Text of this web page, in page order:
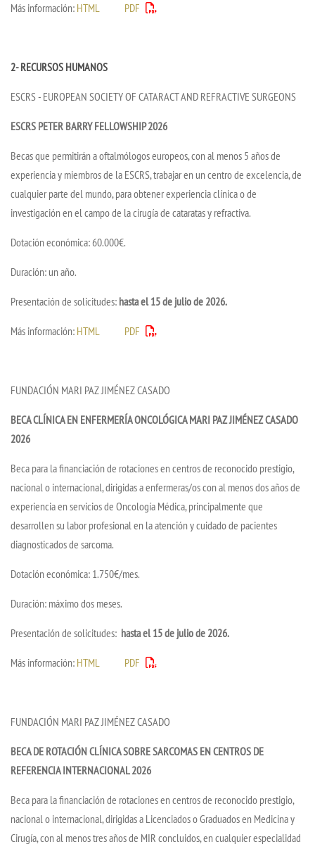
Más información: HTML PDF
2- RECURSOS HUMANOS
ESCRS - EUROPEAN SOCIETY OF CATARACT AND REFRACTIVE SURGEONS
ESCRS PETER BARRY FELLOWSHIP 2026
Becas que permitirán a oftalmólogos europeos, con al menos 5 años de
experiencia y miembros de la ESCRS, trabajar en un centro de excelencia, de
cualquier parte del mundo, para obtener experiencia clínica o de
investigación en el campo de la cirugía de cataratas y refractiva.
Dotación económica: 60.000€.
Duración: un año.
Presentación de solicitudes: hasta el 15 de julio de 2026.
Más información: HTML PDF
FUNDACIÓN MARI PAZ JIMÉNEZ CASADO
BECA CLÍNICA EN ENFERMERÍA ONCOLÓGICA MARI PAZ JIMÉNEZ CASADO
2026
Beca para la financiación de rotaciones en centros de reconocido prestigio,
nacional o internacional, dirigidas a enfermeras/os con al menos dos años de
experiencia en servicios de Oncología Médica, principalmente que
desarrollen su labor profesional en la atención y cuidado de pacientes
diagnosticados de sarcoma.
Dotación económica: 1.750€/mes.
Duración: máximo dos meses.
Presentación de solicitudes: hasta el 15 de julio de 2026.
Más información: HTML PDF
FUNDACIÓN MARI PAZ JIMÉNEZ CASADO
BECA DE ROTACIÓN CLÍNICA SOBRE SARCOMAS EN CENTROS DE
REFERENCIA INTERNACIONAL 2026
Beca para la financiación de rotaciones en centros de reconocido prestigio,
nacional o internacional, dirigidas a Licenciados o Graduados en Medicina y
Cirugía, con al menos tres años de MIR concluidos, en cualquier especialidad